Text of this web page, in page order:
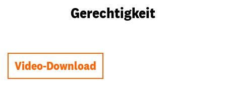
Gerechtigkeit
Video-Download